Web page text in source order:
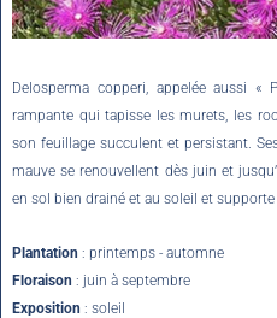
Delosperma copperi, appelée aussi «
rampante qui tapisse les murets, les
son feuillage succulent et persistant.
mauve se renouvellent dès juin et
en sol bien drainé et au soleil et supporte
Plantation : printemps - automne
Floraison : juin à septembre
Exposition : soleil